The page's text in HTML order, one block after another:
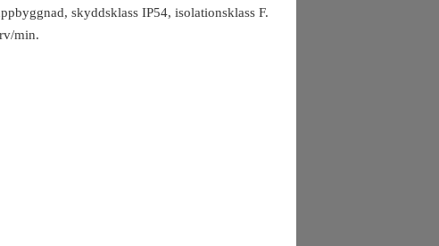
skyddsklass IP54, isolationsklass F.
min.